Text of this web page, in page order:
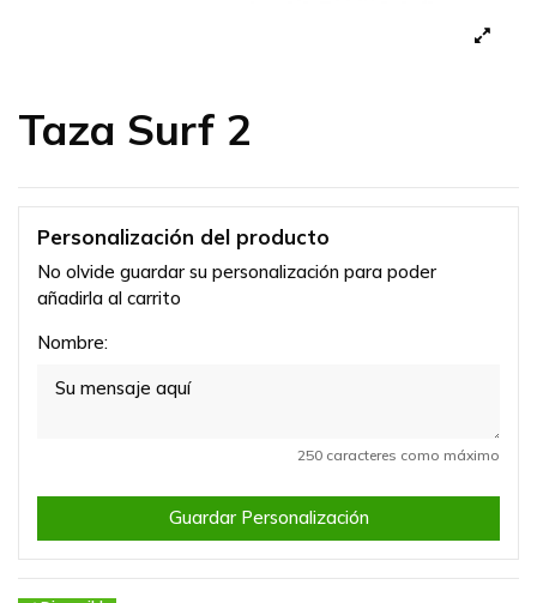
Taza Surf 2
Personalización del producto
No olvide guardar su personalización para poder
añadirla al carrito
Nombre:
250 caracteres como máximo
Guardar Personalización